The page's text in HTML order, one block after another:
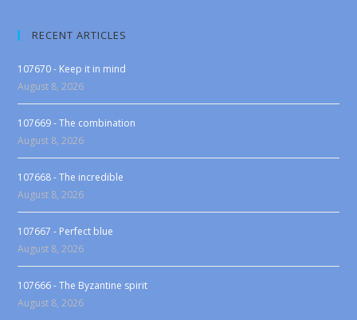
RECENT ARTICLES
107670 - Keep it in mind
August 8, 2026
107669 - The combination
August 8, 2026
107668 - The incredible
August 8, 2026
107667 - Perfect blue
August 8, 2026
107666 - The Byzantine spirit
August 8, 2026